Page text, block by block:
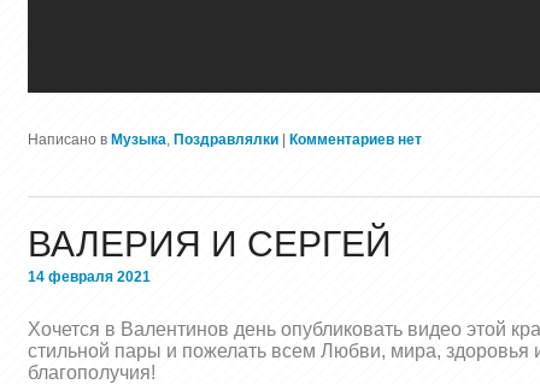
Написано в Музыка Поздравлялки | Комментариев нет
ВАЛЕРИЯ И СЕРГЕЙ
14 февраля 2021
Хочется в Валентинов день опубликовать видео этой
стильной пары и пожелать всем Любви, мира, здоровья
благополучия!